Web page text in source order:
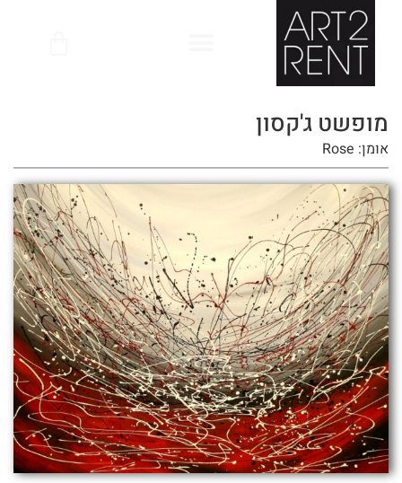
מופשט ג'קסון
אומן: Rose